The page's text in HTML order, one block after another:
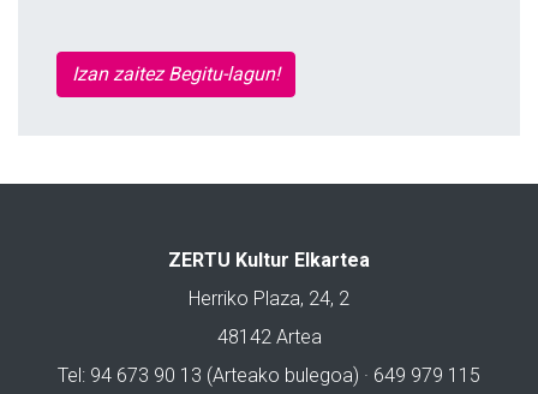
Izan zaitez Begitu-lagun!
ZERTU Kultur Elkartea
Herriko Plaza, 24, 2
48142 Artea
Tel: 94 673 90 13 (Arteako bulegoa) · 649 979 115